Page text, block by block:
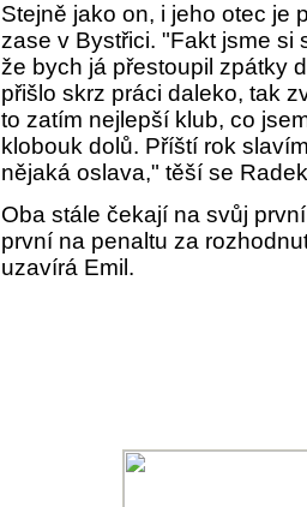
Stejně jako on, i jeho otec je
zase v Bystřici. "Fakt jsme si
že bych já přestoupil zpátky
přišlo skrz práci daleko, tak
to zatím nejlepší klub, co
klobouk dolů. Příští rok
nějaká oslava," těší se
Oba stále čekají na svůj
první na penaltu za
uzavírá Emil.